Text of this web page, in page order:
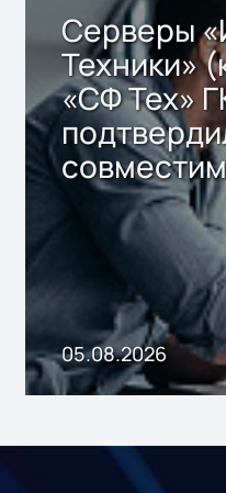
Серверы
Техники»
«СФ Тех»
решением
Storage 2.x
хранения
05.08.2026